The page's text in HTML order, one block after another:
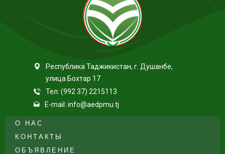
Республика Таджикистан, г. Душанбе,
улица Бохтар 17
Тел: (992 37) 2215113
E-mail: info@aedpmu.tj
О НАС
КОНТАКТЫ
ОБЪЯВЛЕНИЕ